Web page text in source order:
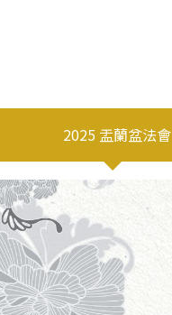
2025 盂蘭盆法會